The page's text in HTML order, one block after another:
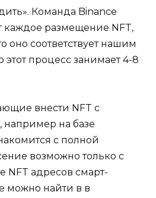
Команда Binance
каждое размещение NFT,
оно соответствует нашим
процесс занимает 4-8
внести NFT с
на базе
с полной
возможно только с
NFT адресов смарт-
можно найти в в